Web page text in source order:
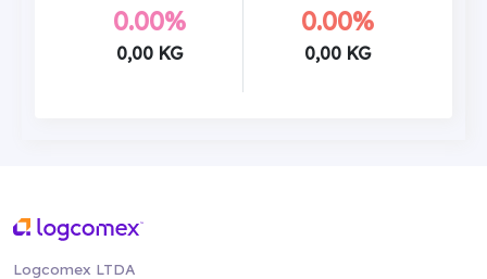
0.00%
0,00 KG
0.00%
0,00 KG
Logcomex LTDA